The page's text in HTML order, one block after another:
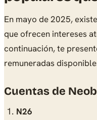
En mayo de 2025,
que ofrecen intereses
continuación, te
remuneradas
Cuentas de
N26